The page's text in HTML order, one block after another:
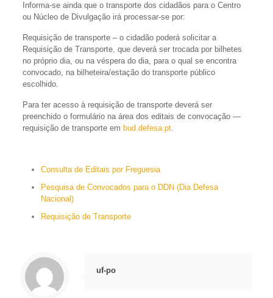
Informa-se ainda que o transporte dos cidadãos para o Centro
ou Núcleo de Divulgação irá processar-se por:
Requisição de transporte – o cidadão poderá solicitar a
Requisição de Transporte, que deverá ser trocada por bilhetes
no próprio dia, ou na véspera do dia, para o qual se encontra
convocado, na bilheteira/estação do transporte público
escolhido.
Para ter acesso à requisição de transporte deverá ser
preenchido o formulário na área dos editais de convocação —
requisição de transporte em bud.defesa.pt.
Consulta de Editais por Freguesia
Pesquisa de Convocados para o DDN (Dia Defesa
Nacional)
Requisição de Transporte
uf-po